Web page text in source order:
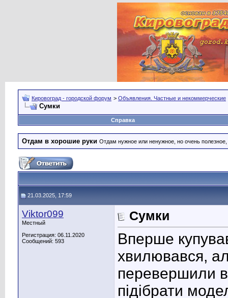
Кировоград - городской форум > Объявления. Частные и некоммерческие
Сумки
Справка
Отдам в хорошие руки Отдам нужное или ненужное, но очень
21.03.2025, 17:59
Viktor099
Местный
Регистрация: 06.11.2020
Сообщений: 593
Сумки
Вперше
хвилювався,
перевершили
підібрати